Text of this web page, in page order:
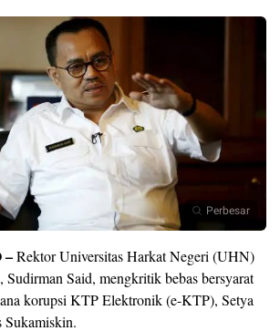
Perbesar
–Rektor Universitas Harkat Negeri (UHN)
Sudirman Said, mengkritik bebas bersyarat
korupsi KTP Elektronik (e-KTP), Setya
Sukamiskin.